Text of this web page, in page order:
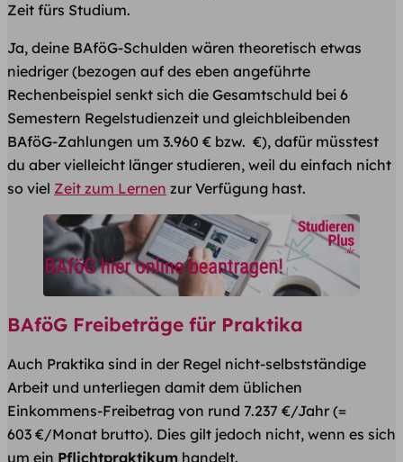
Zeit fürs Studium.
Ja, deine BAföG-Schulden wären theoretisch etwas
niedriger (bezogen auf des eben angeführte
Rechenbeispiel senkt sich die Gesamtschuld bei 6
Semestern Regelstudienzeit und gleichbleibenden
BAföG-Zahlungen um 3.960 € bzw. €), dafür müsstest
du aber vielleicht länger studieren, weil du einfach nicht
so viel Zeit zum Lernen zur Verfügung hast.
BAföG Freibeträge für Praktika
Auch Praktika sind in der Regel nicht-selbstständige
Arbeit und unterliegen damit dem üblichen
Einkommens-Freibetrag von rund 7.237 €/Jahr (=
603 €/Monat brutto). Dies gilt jedoch nicht, wenn es sich
um ein Pflichtpraktikum handelt.